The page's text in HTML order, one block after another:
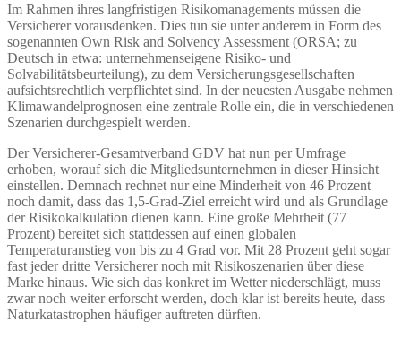
Im Rahmen ihres langfristigen Risikomanagements müssen die
Versicherer vorausdenken. Dies tun sie unter anderem in Form des
sogenannten Own Risk and Solvency Assessment (ORSA; zu
Deutsch in etwa: unternehmenseigene Risiko- und
Solvabilitätsbeurteilung), zu dem Versicherungsgesellschaften
aufsichtsrechtlich verpflichtet sind. In der neuesten Ausgabe nehmen
Klimawandelprognosen eine zentrale Rolle ein, die in verschiedenen
Szenarien durchgespielt werden.
Der Versicherer-Gesamtverband GDV hat nun per Umfrage
erhoben, worauf sich die Mitgliedsunternehmen in dieser Hinsicht
einstellen. Demnach rechnet nur eine Minderheit von 46 Prozent
noch damit, dass das 1,5-Grad-Ziel erreicht wird und als Grundlage
der Risikokalkulation dienen kann. Eine große Mehrheit (77
Prozent) bereitet sich stattdessen auf einen globalen
Temperaturanstieg von bis zu 4 Grad vor. Mit 28 Prozent geht sogar
fast jeder dritte Versicherer noch mit Risikoszenarien über diese
Marke hinaus. Wie sich das konkret im Wetter niederschlägt, muss
zwar noch weiter erforscht werden, doch klar ist bereits heute, dass
Naturkatastrophen häufiger auftreten dürften.